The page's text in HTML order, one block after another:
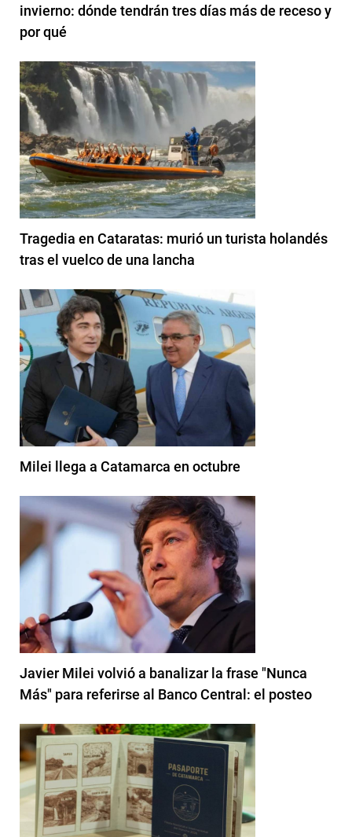
invierno: dónde tendrán tres días más de receso y
por qué
Tragedia en Cataratas: murió un turista holandés
tras el vuelco de una lancha
Milei llega a Catamarca en octubre
Javier Milei volvió a banalizar la frase "Nunca
Más" para referirse al Banco Central: el posteo